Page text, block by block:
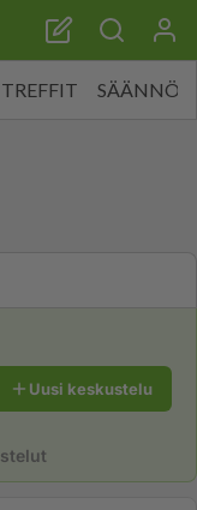
TREFFIT SÄÄNNÖT
Uusi keskustelu